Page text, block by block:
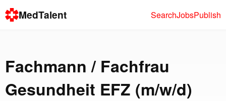
MedTalent SearchJobsPublish
Fachmann / Fachfrau
Gesundheit EFZ (m/w/d)